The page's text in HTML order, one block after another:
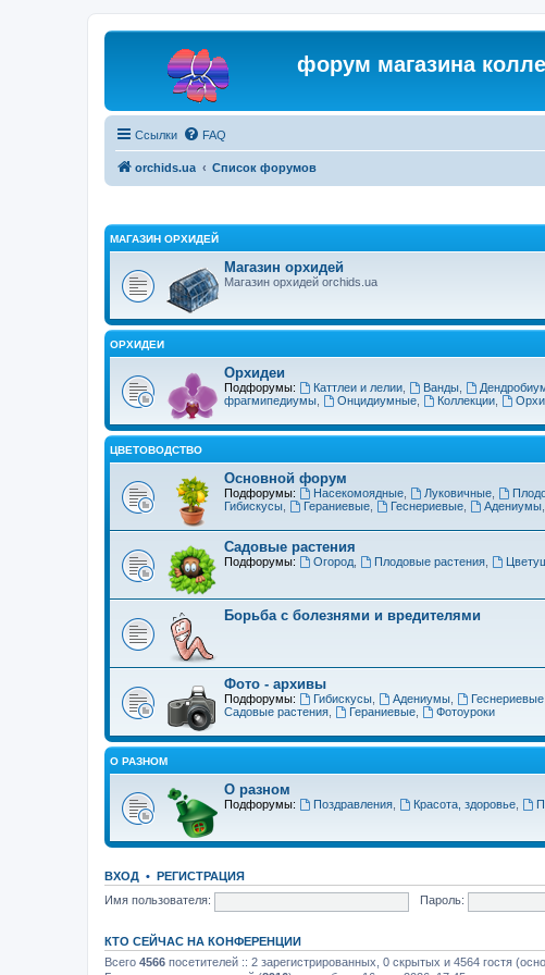
форум магазина
Ссылки FAQ
orchids.ua Список форумов
МАГАЗИН ОРХИДЕЙ
Магазин орхидей
Магазин орхидей orchids.ua
ОРХИДЕИ
Орхидеи
Подфорумы: Каттлеи и лелии, Ванды,
фрагмипедиумы
Онцидиумные, Коллекции,
ЦВЕТОВОДСТВО
Основной форум
Подфорумы: Насекомоядные, Луковичные,
Гибискусы
Гераниевые, Геснериевые, Адениумы,
Садовые растения
Подфорумы: Огород, Плодовые растения,
Борьба с болезнями и вредителями
Фото - архивы
Подфорумы: Гибискусы, Адениумы, Геснериевые,
Садовые растения
Гераниевые, Фотоуроки
О РАЗНОМ
О разном
Подфорумы: Поздравления, Красота, здоровье,
ВХОД • РЕГИСТРАЦИЯ
Имя пользователя:
Пароль:
КТО СЕЙЧАС НА КОНФЕРЕНЦИИ
Всего 4566 посетителей :: 2 зарегистрированных, 0 скрытых и 4564 гостя